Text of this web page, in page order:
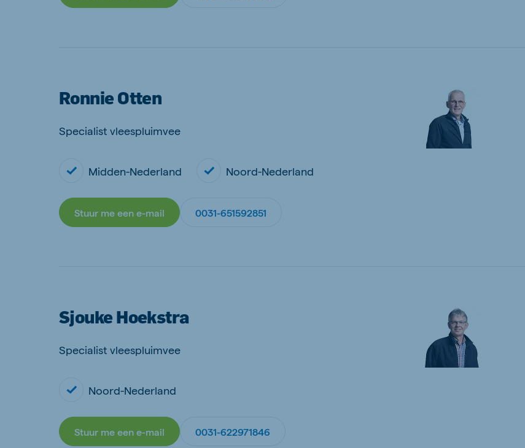
Ronnie Otten
Specialist vleespluimvee
Midden-Nederland Noord-Nederland
Stuur me een e-mail 0031-651592851
Sjouke Hoekstra
Specialist vleespluimvee
Noord-Nederland
Stuur me een e-mail 0031-622971846